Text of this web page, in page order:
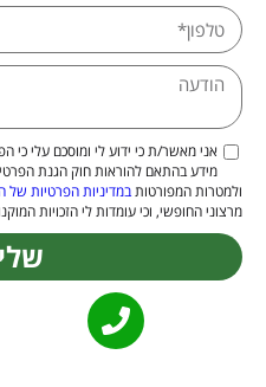
אני מאשר/ת כי ידוע לי ומוסכם עלי כי
ולמטרות המפורטותבמדיניות הפרטיות של
מרצוני החופשי, וכי עומדות לי הזכויות